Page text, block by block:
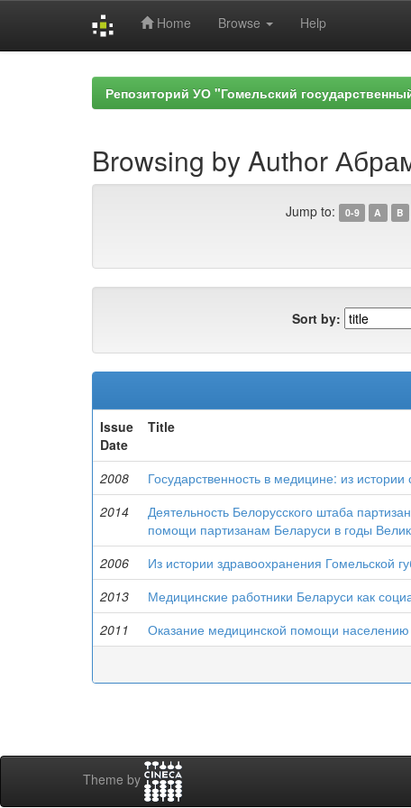
Home Browse Help
Репозиторий УО "Гомельский
Browsing by Author
Jump to: 0-9 A B
Sort by:
Issue
Date
Title
2008 Государственность в медицине: из истории
2014
Деятельность Белорусского штаба
помощи партизанам Беларуси в годы
2006 Из истории здравоохранения Гомельской
2013
Медицинские работники Беларуси как
2011
Оказание медицинской помощи
Theme by